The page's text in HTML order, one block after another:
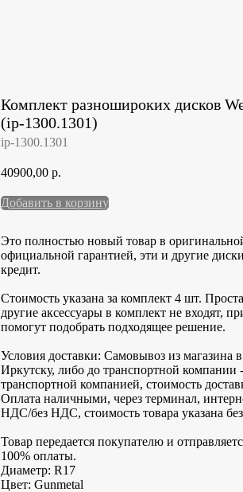
Комплект разношироких дисков
(ip-1300.1301)
ip-1300.1301
40900,00 р.
Добавить в корзину
Это полностью новый товар в
официальной гарантией, эти и другие
кредит.
Стоимость указана за комплект 4 шт.
другие аксессуары в комплект не входят,
помогут подобрать подходящее решение.
Условия доставки: Самовывоз из магазина
Иркутску, либо до транспортной компании
транспортной компанией, стоимость
Оплата наличными, через терминал,
НДС/без НДС, стоимость товара указана без
Товар передается покупателю и
100% оплаты.
Диаметр: R17
Цвет: Gunmetal